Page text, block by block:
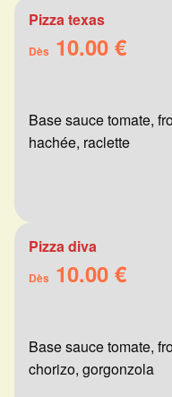
Pizza texas
Dès 10.00 €
Base sauce tomate,
hachée, raclette
Pizza diva
Dès 10.00 €
Base sauce tomate,
chorizo, gorgonzola